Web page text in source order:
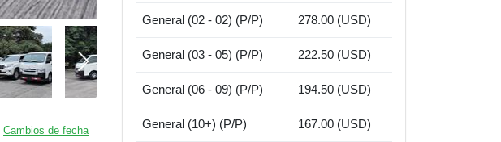
Cambios de fecha
General (02 - 02) (P/P) 278.00 (USD)
General (03 - 05) (P/P) 222.50 (USD)
General (06 - 09) (P/P) 194.50 (USD)
General (10+) (P/P) 167.00 (USD)